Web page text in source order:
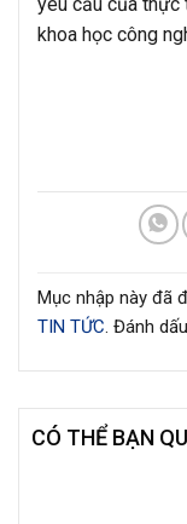
yêu cầu của thực
khoa học công
Mục nhập này đã
TIN TỨC . Đánh
CÓ THỂ BẠN